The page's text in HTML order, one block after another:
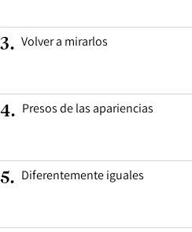
3. Volver a mirarlos
4. Presos de las apariencias
5. Diferentemente iguales